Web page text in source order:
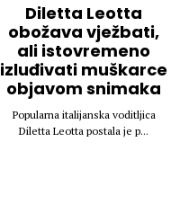
Diletta Leotta
obožava vježbati,
ali istovremeno
izluđivati muškarce
objavom snimaka
Popularna italijanska voditljica
Diletta Leotta postala je p...